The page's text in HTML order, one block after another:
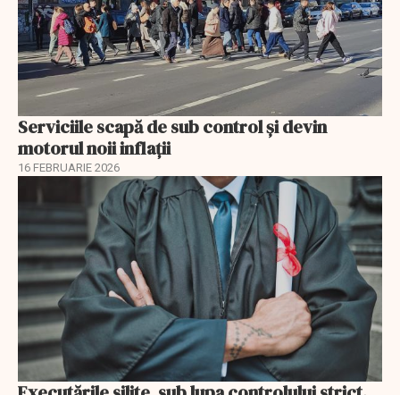
Serviciile scapă de sub control și devin
motorul noii inflații
16 FEBRUARIE 2026